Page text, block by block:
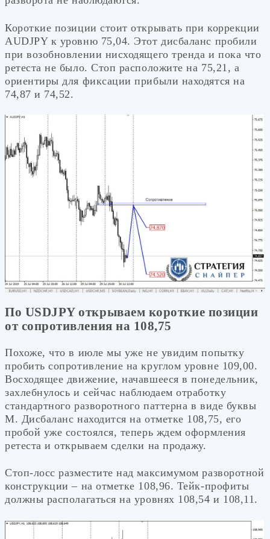
Короткие позиции стоит открывать при коррекции
AUDJPY к уровню 75,04. Этот дисбаланс пробили
при возобновлении нисходящего тренда и пока что
ретеста не было. Стоп расположите на 75,21, а
ориентиры для фиксации прибыли находятся на
74,87 и 74,52.
По USDJPY открываем короткие позиции
от сопротивления на 108,75
Похоже, что в июле мы уже не увидим попытку
пробить сопротивление на круглом уровне 109,00.
Восходящее движение, начавшееся в понедельник,
захлебнулось и сейчас наблюдаем отработку
стандартного разворотного паттерна в виде буквы
М. Дисбаланс находится на отметке 108,75, его
пробой уже состоялся, теперь ждем оформления
ретеста и открываем сделки на продажу.
Стоп-лосс разместите над максимумом разворотной
конструкции – на отметке 108,96. Тейк-профиты
должны располагаться на уровнях 108,54 и 108,11.